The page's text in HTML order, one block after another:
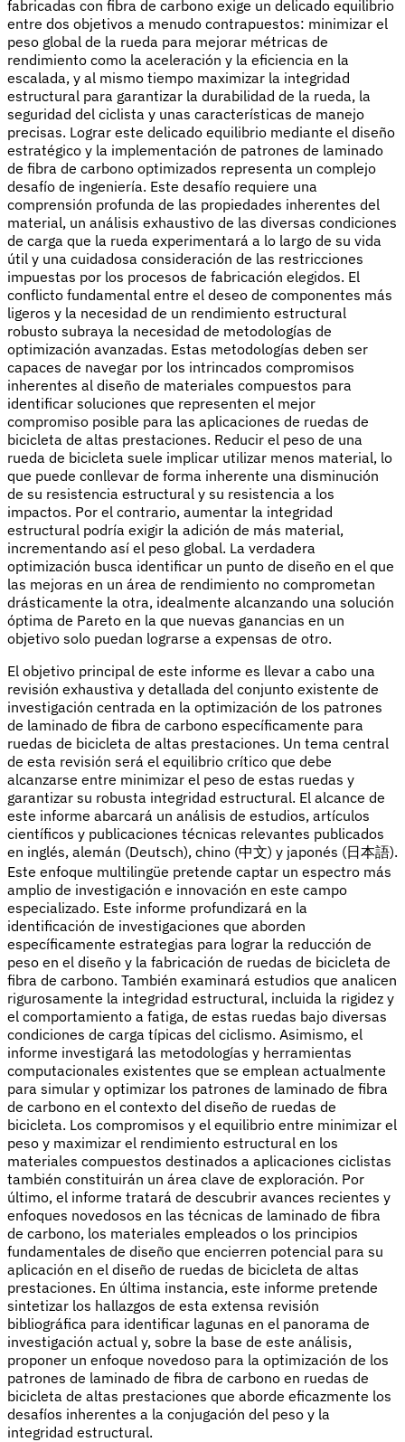
fabricadas con fibra de carbono exige un delicado equilibrio
entre dos objetivos a menudo contrapuestos: minimizar el
peso global de la rueda para mejorar métricas de
rendimiento como la aceleración y la eficiencia en la
escalada, y al mismo tiempo maximizar la integridad
estructural para garantizar la durabilidad de la rueda, la
seguridad del ciclista y unas características de manejo
precisas. Lograr este delicado equilibrio mediante el diseño
estratégico y la implementación de patrones de laminado
de fibra de carbono optimizados representa un complejo
desafío de ingeniería. Este desafío requiere una
comprensión profunda de las propiedades inherentes del
material, un análisis exhaustivo de las diversas condiciones
de carga que la rueda experimentará a lo largo de su vida
útil y una cuidadosa consideración de las restricciones
impuestas por los procesos de fabricación elegidos. El
conflicto fundamental entre el deseo de componentes más
ligeros y la necesidad de un rendimiento estructural
robusto subraya la necesidad de metodologías de
optimización avanzadas. Estas metodologías deben ser
capaces de navegar por los intrincados compromisos
inherentes al diseño de materiales compuestos para
identificar soluciones que representen el mejor
compromiso posible para las aplicaciones de ruedas de
bicicleta de altas prestaciones. Reducir el peso de una
rueda de bicicleta suele implicar utilizar menos material, lo
que puede conllevar de forma inherente una disminución
de su resistencia estructural y su resistencia a los
impactos. Por el contrario, aumentar la integridad
estructural podría exigir la adición de más material,
incrementando así el peso global. La verdadera
optimización busca identificar un punto de diseño en el que
las mejoras en un área de rendimiento no comprometan
drásticamente la otra, idealmente alcanzando una solución
óptima de Pareto en la que nuevas ganancias en un
objetivo solo puedan lograrse a expensas de otro.
El objetivo principal de este informe es llevar a cabo una
revisión exhaustiva y detallada del conjunto existente de
investigación centrada en la optimización de los patrones
de laminado de fibra de carbono específicamente para
ruedas de bicicleta de altas prestaciones. Un tema central
de esta revisión será el equilibrio crítico que debe
alcanzarse entre minimizar el peso de estas ruedas y
garantizar su robusta integridad estructural. El alcance de
este informe abarcará un análisis de estudios, artículos
científicos y publicaciones técnicas relevantes publicados
en inglés, alemán (Deutsch), chino (中文) y japonés (日本語).
Este enfoque multilingüe pretende captar un espectro más
amplio de investigación e innovación en este campo
especializado. Este informe profundizará en la
identificación de investigaciones que aborden
específicamente estrategias para lograr la reducción de
peso en el diseño y la fabricación de ruedas de bicicleta de
fibra de carbono. También examinará estudios que analicen
rigurosamente la integridad estructural, incluida la rigidez y
el comportamiento a fatiga, de estas ruedas bajo diversas
condiciones de carga típicas del ciclismo. Asimismo, el
informe investigará las metodologías y herramientas
computacionales existentes que se emplean actualmente
para simular y optimizar los patrones de laminado de fibra
de carbono en el contexto del diseño de ruedas de
bicicleta. Los compromisos y el equilibrio entre minimizar el
peso y maximizar el rendimiento estructural en los
materiales compuestos destinados a aplicaciones ciclistas
también constituirán un área clave de exploración. Por
último, el informe tratará de descubrir avances recientes y
enfoques novedosos en las técnicas de laminado de fibra
de carbono, los materiales empleados o los principios
fundamentales de diseño que encierren potencial para su
aplicación en el diseño de ruedas de bicicleta de altas
prestaciones. En última instancia, este informe pretende
sintetizar los hallazgos de esta extensa revisión
bibliográfica para identificar lagunas en el panorama de
investigación actual y, sobre la base de este análisis,
proponer un enfoque novedoso para la optimización de los
patrones de laminado de fibra de carbono en ruedas de
bicicleta de altas prestaciones que aborde eficazmente los
desafíos inherentes a la conjugación del peso y la
integridad estructural.